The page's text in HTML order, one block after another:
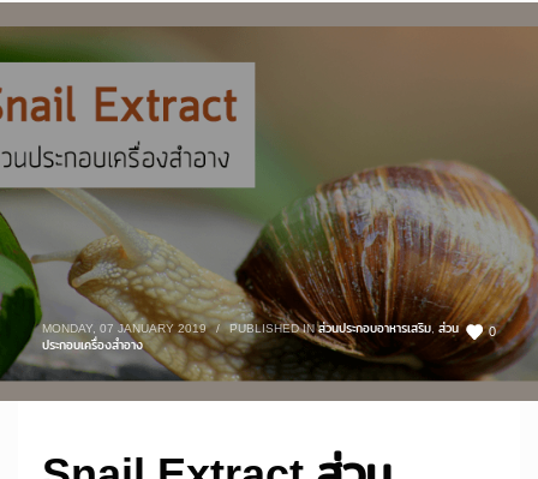
0
MONDAY, 07 JANUARY 2019 / PUBLISHED INส่วนประกอบอาหารเสริม, ส่วน
ประกอบเครื่องสำอาง